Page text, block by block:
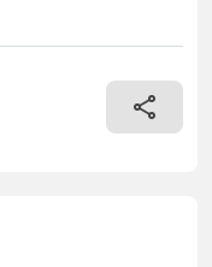
+ Abstrebung